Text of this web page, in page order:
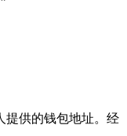
提供的钱包地址。经